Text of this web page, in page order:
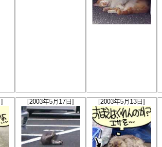
[2003年5月17日] [2003年5月13日]